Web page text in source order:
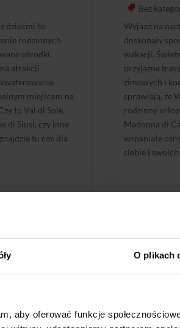
O plikach
aby oferować funkcje
dziećmi to
rodzinnych
ośrodki,
atrakcji
miejscem na
to Val di Sole,
di Siusi, czy inne
tu coś dla
Bez
Wyjazd na
doskonały
wakacji.
przyjazne
zimowych i
sprawiają, że
rodzinny
Madonna di
wspaniałe
siebie i
PAŹ 21 2024